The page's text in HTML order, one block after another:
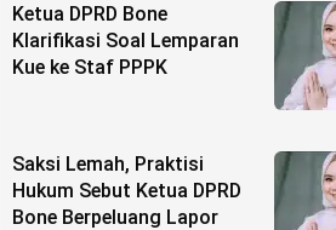
Ketua DPRD Bone
Klarifikasi Soal Lemparan
Kue ke Staf PPPK
Saksi Lemah, Praktisi
Hukum Sebut Ketua DPRD
Bone Berpeluang Lapor